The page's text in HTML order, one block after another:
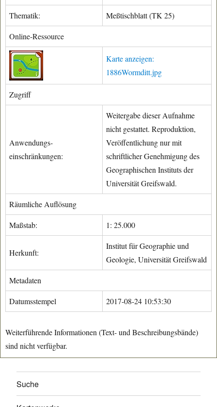
Thematik: Meßtischblatt (TK 25)
Online-Ressource
Karte anzeigen:
1886Wormditt.jpg
Zugriff
Anwendungs-
einschränkungen:
Weitergabe dieser Aufnahme
nicht gestattet. Reproduktion,
Veröffentlichung nur mit
schriftlicher Genehmigung des
Geographischen Instituts der
Universität Greifswald.
Räumliche Auflösung
Maßstab: 1: 25.000
Herkunft:
Institut für Geographie und
Geologie, Universität Greifswald
Metadaten
Datumsstempel 2017-08-24 10:53:30
Weiterführende Informationen (Text- und Beschreibungsbände)
sind nicht verfügbar.
Suche